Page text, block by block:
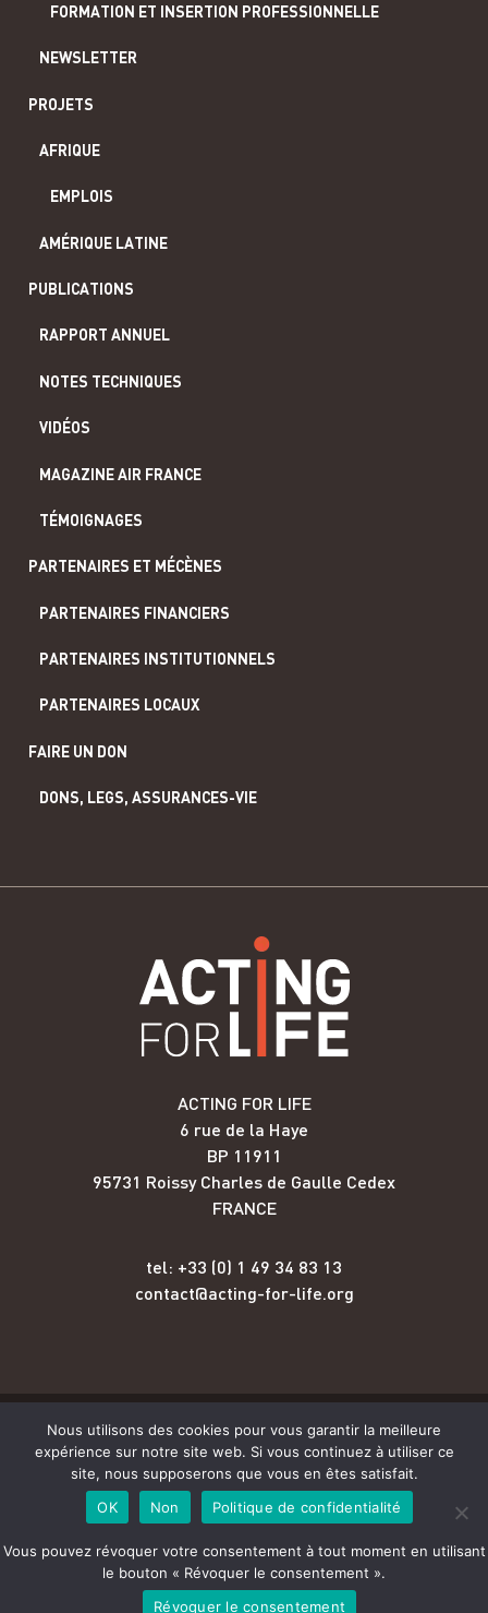
FORMATION ET INSERTION PROFESSIONNELLE
NEWSLETTER
PROJETS
AFRIQUE
EMPLOIS
AMÉRIQUE LATINE
PUBLICATIONS
RAPPORT ANNUEL
NOTES TECHNIQUES
VIDÉOS
MAGAZINE AIR FRANCE
TÉMOIGNAGES
PARTENAIRES ET MÉCÈNES
PARTENAIRES FINANCIERS
PARTENAIRES INSTITUTIONNELS
PARTENAIRES LOCAUX
FAIRE UN DON
DONS, LEGS, ASSURANCES-VIE
ACTING FOR LIFE
6 rue de la Haye
BP 11911
95731 Roissy Charles de Gaulle Cedex
FRANCE
tel: +33 (0) 1 49 34 83 13
contact@acting-for-life.org
Copyright © Acting for Life 2026
Mentions légales
Crédits
Nous utilisons des cookies pour vous garantir la meilleure
expérience sur notre site web. Si vous continuez à utiliser ce
site, nous supposerons que vous en êtes satisfait.
OK
Non Politique de confidentialité
Vous pouvez révoquer votre consentement à tout moment en utilisant
le bouton « Révoquer le consentement ».
Révoquer le consentement